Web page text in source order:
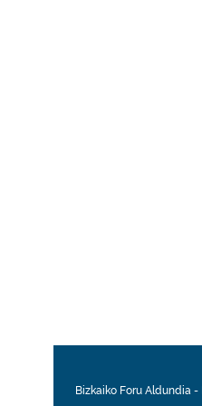
Bizkaiko Foru Aldundia -